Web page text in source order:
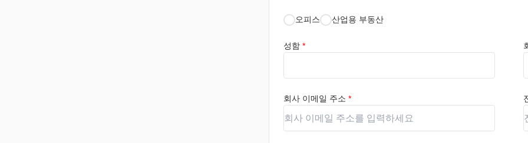
오피스 산업용 부동산
성함 *
회사 이메일 주소 *